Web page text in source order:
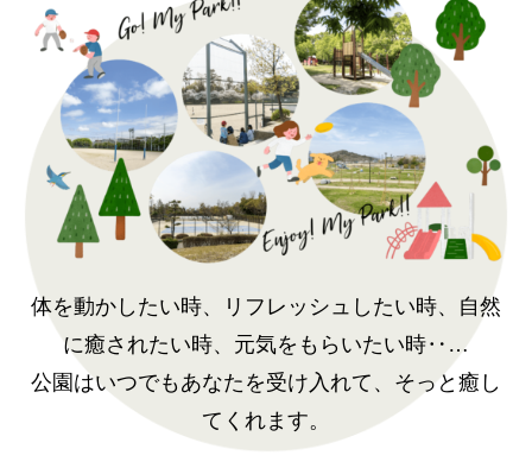
体を動かしたい時、リフレッシュしたい時、自然
に癒されたい時、元気をもらいたい時‥…
公園はいつでもあなたを受け入れて、そっと癒し
てくれます。